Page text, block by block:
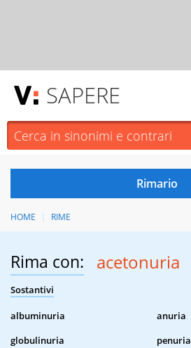
SAPERE
HOME RIME
Rima con: acetonuria
Sostantivi
albuminuria
anuria
globulinuria
penuria